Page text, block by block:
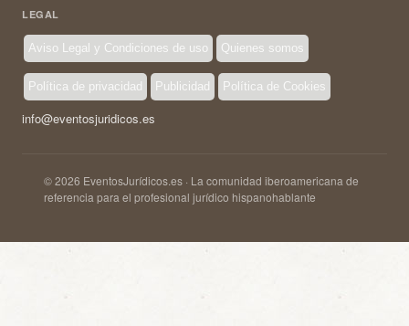
LEGAL
Aviso Legal y Condiciones de uso Quienes somos
Política de privacidad Publicidad Política de Cookies
info@eventosjuridicos.es
© 2026 EventosJurídicos.es · La comunidad iberoamericana de
referencia para el profesional jurídico hispanohablante